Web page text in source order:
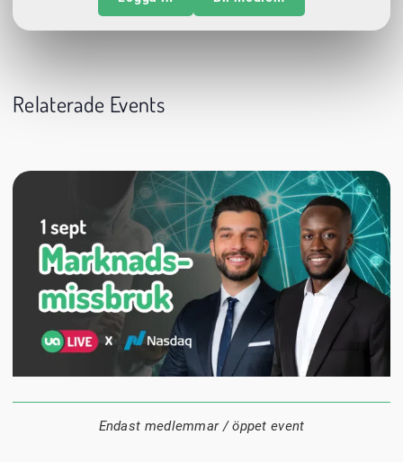
Relaterade Events
1 september
18:00
Digitalt
Endast medlemmar / öppet event